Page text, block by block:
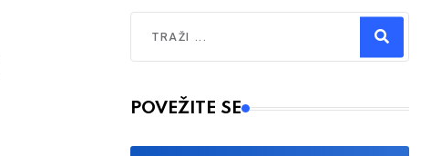
Type 2 or more characters for results.
POVEŽITE SE